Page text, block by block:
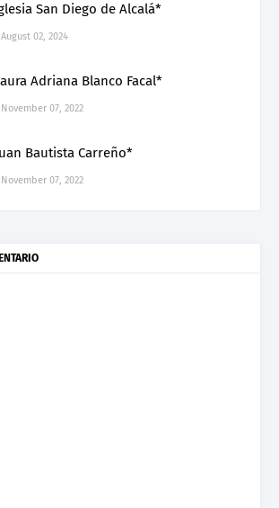
San Diego de Alcalá*
August 02, 2024
Adriana Blanco Facal*
November 07, 2022
Bautista Carreño*
November 07, 2022